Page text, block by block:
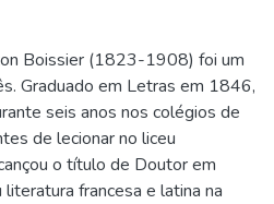
Boissier (1823-1908) foi um
Graduado em Letras em 1846,
seis anos nos colégios de
de lecionar no liceu
o título de Doutor em
francesa e latina na